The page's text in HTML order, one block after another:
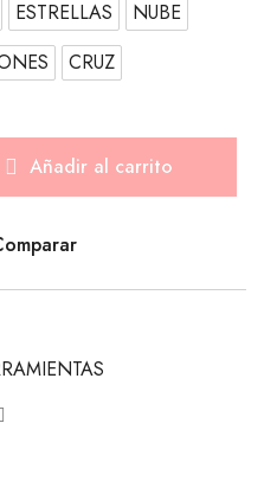
ESTRELLAS
NUBE
CRUZ
Añadir al carrito